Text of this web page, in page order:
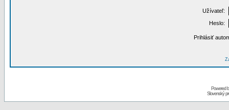
Užívateľ:
Heslo:
Prihlásiť
Powered
Slovenský